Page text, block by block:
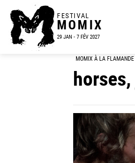
FESTIVAL
MOMIX
29 JAN - 7 FÉV 2027
MOMIX À LA